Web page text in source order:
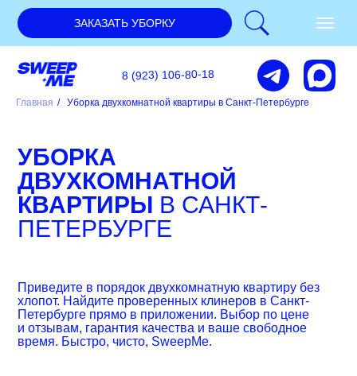
ЗАКАЗАТЬ УБОРКУ
8 (923) 106-80-18
Главная / Уборка двухкомнатной квартиры в Санкт-Петербурге
УБОРКА
ДВУХКОМНАТНОЙ
КВАРТИРЫ В САНКТ-
ПЕТЕРБУРГЕ
Приведите в порядок двухкомнатную квартиру без
хлопот. Найдите проверенных клинеров в Санкт-
Петербурге прямо в приложении. Выбор по цене
и отзывам, гарантия качества и ваше свободное
время. Быстро, чисто, SweepMe.